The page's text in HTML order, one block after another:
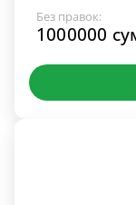
Без правок:
1000000